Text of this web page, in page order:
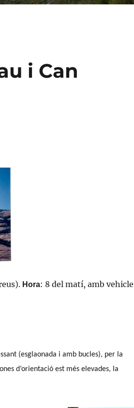
i Can
Hora: 8 del matí, amb
(esglaonada i amb bucles), per la
d’orientació est més elevades, la